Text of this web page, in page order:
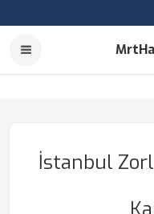
İstanbul